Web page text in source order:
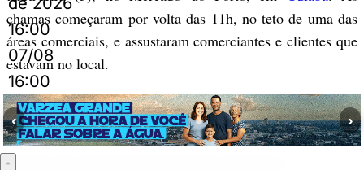
16:00
07/08
16:00
‹ ›
chamas começaram por volta das 11h, no teto de uma das
áreas comerciais, e assustaram comerciantes e clientes que
estavam no local.
O Corpo de Bombeiros chegou rapidamente e apagou o fogo antes
que ele se espalhasse. Os militares agiram com eficiência e
impediram maiores danos. Apesar do susto, ninguém se feriu, e os
feirantes não registraram perdas materiais significativas.